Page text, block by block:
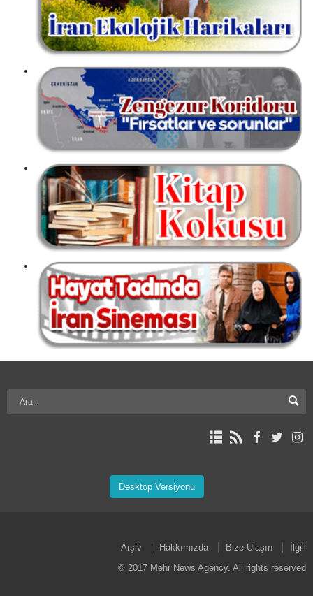
Desktop Versiyonu
Arşiv Hakkımızda Bize Ulaşın
İlgili
© 2017 Mehr News Agency. All rights reserved